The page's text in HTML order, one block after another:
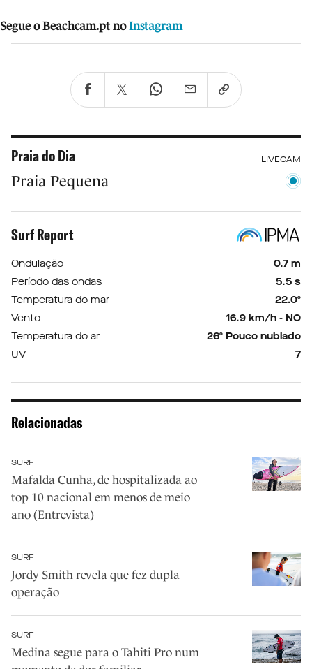
Segue o Beachcam.pt no Instagram
Praia do Dia LIVECAM
Praia Pequena
Surf Report
Ondulação
0.7 m
Período das ondas
5.5 s
Temperatura do mar
22.0º
Vento
16.9 km/h - NO
Temperatura do ar
26º Pouco nublado
UV
7
Relacionadas
SURF
Mafalda Cunha, de hospitalizada ao
top 10 nacional em menos de meio
ano (Entrevista)
SURF
Jordy Smith revela que fez dupla
operação
SURF
Medina segue para o Tahiti Pro num